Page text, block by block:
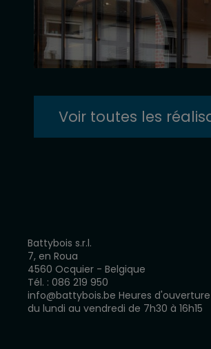
Voir toutes les
Battybois s.r.l.
7, en Roua
4560 Ocquier - Belgique
Tél. : 086 219 950
info@battybois.be Heures d'ouverture
du lundi au vendredi de 7h30 à 16h15